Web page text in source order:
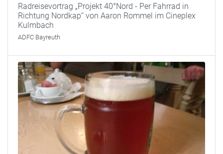
Radreisevortrag „Projekt 40°Nord - Per Fahrrad in
Richtung Nordkap“ von Aaron Rommel im Cineplex
Kulmbach
ADFC Bayreuth